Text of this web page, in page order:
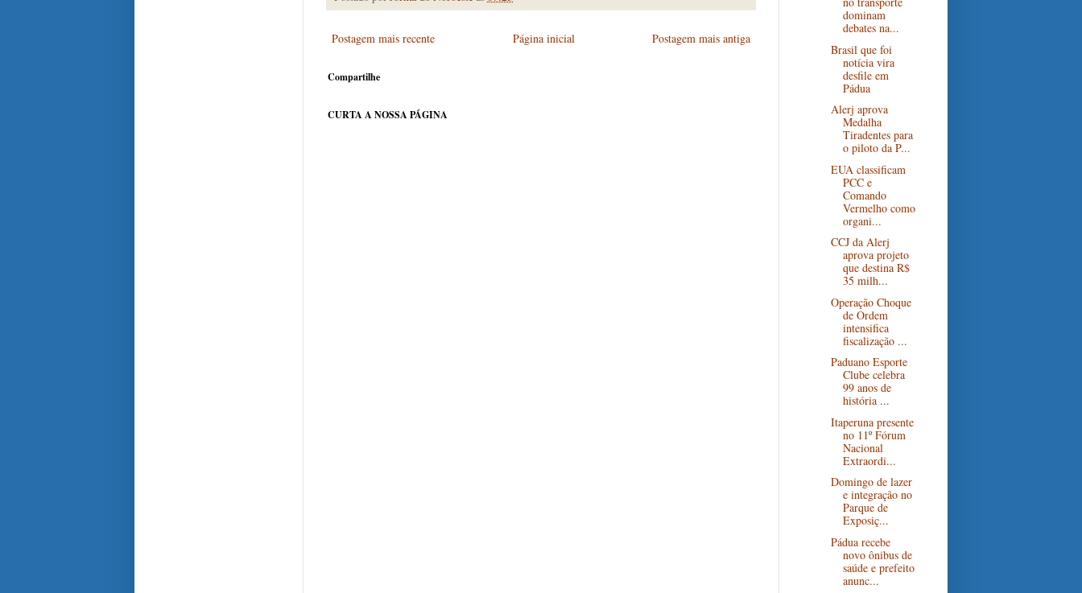
Postagem mais recente Postagem mais antiga
Página inicial
Compartilhe
CURTA A NOSSA PÁGINA
dominam
debates na...
Brasil que foi
notícia vira
desfile em
Pádua
Alerj aprova
Medalha
Tiradentes para
o piloto da P...
EUA classificam
PCC e
Comando
Vermelho como
organi...
CCJ da Alerj
aprova projeto
que destina R$
35 milh...
Operação Choque
de Ordem
intensifica
fiscalização ...
Paduano Esporte
Clube celebra
99 anos de
história ...
Itaperuna presente
no 11º Fórum
Nacional
Extraordi...
Domingo de lazer
e integração no
Parque de
Exposiç...
Pádua recebe
novo ônibus de
saúde e prefeito
anunc...